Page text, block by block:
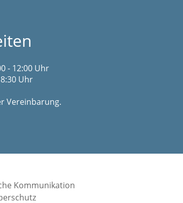
- 12:00 Uhr
Uhr
Vereinbarung.
Kommunikation